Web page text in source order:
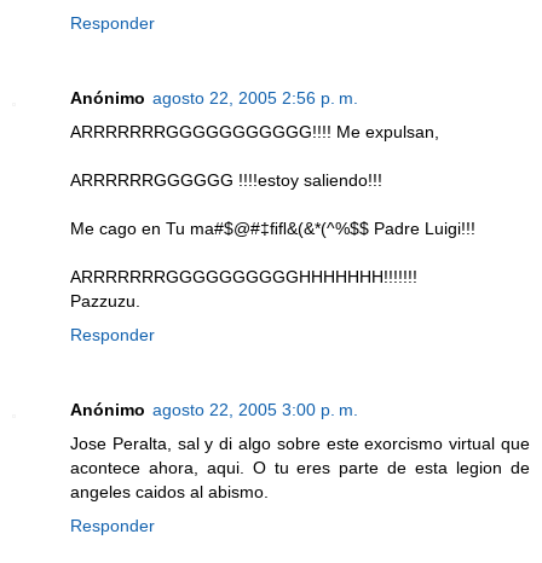
Responder
Anónimo agosto 22, 2005 2:56 p. m.
ARRRRRRRGGGGGGGGGGG!!!! Me expulsan,
ARRRRRRGGGGGG !!!!estoy saliendo!!!
Me cago en Tu ma#$@#‡ﬁﬂ&(&*(^%$$ Padre Luigi!!!
ARRRRRRRGGGGGGGGGGHHHHHHH!!!!!!!
Pazzuzu.
Responder
Anónimo agosto 22, 2005 3:00 p. m.
Jose Peralta, sal y di algo sobre este exorcismo virtual que
acontece ahora, aqui. O tu eres parte de esta legion de
angeles caidos al abismo.
Responder